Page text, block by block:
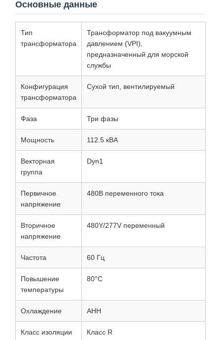
Основные данные
Тип
трансформатора
Трансформатор под вакуумным
давлением (VPI),
предназначенный для морской
службы
Конфигурация
трансформатора
Сухой тип, вентилируемый
Фаза Три фазы
Мощность 112.5 кВА
Векторная
группа
Dyn1
Первичное
напряжение
480В переменного тока
Вторичное
напряжение
480Y/277V переменный
Частота 60 Гц
Повышение
температуры
80°C
Охлаждение АНН
Класс изоляции Класс R